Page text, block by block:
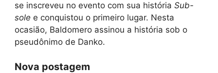
se inscreveu no evento com sua história Sub-
sole e conquistou o primeiro lugar. Nesta
ocasião, Baldomero assinou a história sob o
pseudônimo de Danko.
Nova postagem